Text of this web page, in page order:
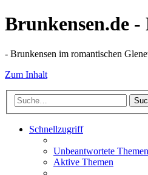
Brunkensen.de
- Brunkensen im romantischen
Zum Inhalt
Schnellzugriff
Unbeantwortete Themen
Aktive Themen